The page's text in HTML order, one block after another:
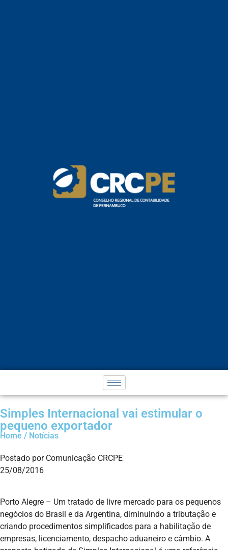
Simples Internacional vai estimular o
pequeno exportador
Home / Notícias
Postado por Comunicação CRCPE
25/08/2016
Porto Alegre – Um tratado de livre mercado para os pequenos
negócios do Brasil e da Argentina, diminuindo a tributação e
criando procedimentos simplificados para a habilitação de
empresas, licenciamento, despacho aduaneiro e câmbio. A